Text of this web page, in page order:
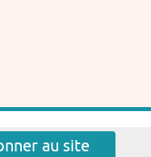
au site